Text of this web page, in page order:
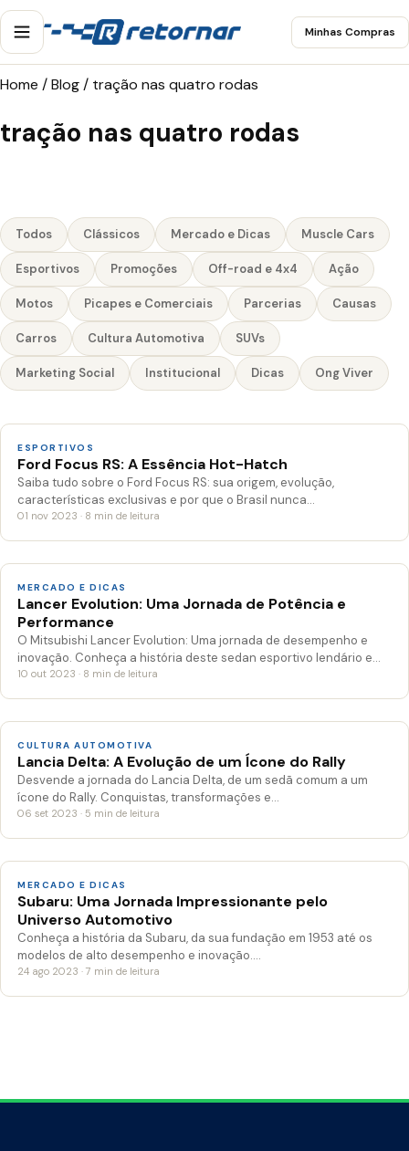
Minhas Compras
Home /Blog/ tração nas quatro rodas
tração nas quatro rodas
Todos Clássicos Mercado e Dicas Muscle Cars
Esportivos Promoções Off-road e 4x4 Ação
Motos Picapes e Comerciais Parcerias Causas
Carros Cultura Automotiva SUVs
Marketing Social Institucional Dicas Ong Viver
ESPORTIVOS
Ford Focus RS: A Essência Hot-Hatch
Saiba tudo sobre o Ford Focus RS: sua origem, evolução,
características exclusivas e por que o Brasil nunca…
01 nov 2023 · 8 min de leitura
MERCADO E DICAS
Lancer Evolution: Uma Jornada de Potência e
Performance
O Mitsubishi Lancer Evolution: Uma jornada de desempenho e
inovação. Conheça a história deste sedan esportivo lendário e…
10 out 2023 · 8 min de leitura
CULTURA AUTOMOTIVA
Lancia Delta: A Evolução de um Ícone do Rally
Desvende a jornada do Lancia Delta, de um sedã comum a um
ícone do Rally. Conquistas, transformações e…
06 set 2023 · 5 min de leitura
MERCADO E DICAS
Subaru: Uma Jornada Impressionante pelo
Universo Automotivo
Conheça a história da Subaru, da sua fundação em 1953 até os
modelos de alto desempenho e inovação.…
24 ago 2023 · 7 min de leitura